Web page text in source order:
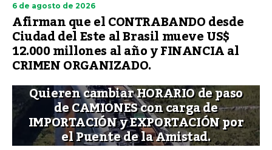
6 de agosto de 2026
Afirman que el CONTRABANDO desde
Ciudad del Este al Brasil mueve US$
12.000 millones al año y FINANCIA al
CRIMEN ORGANIZADO.
Quieren cambiar HORARIO de paso
de CAMIONES con carga de
IMPORTACIÓN y EXPORTACIÓN por
el Puente de la Amistad.